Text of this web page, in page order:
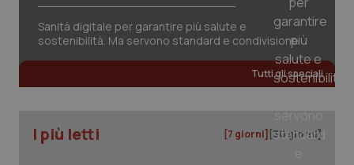
Sanità digitale per garantire più salute e
sostenibilità. Ma servono standard e condivisione
Tutti gli speciali
I più letti [7 giorni] [30 giorni]
www.quotidianosanita.it